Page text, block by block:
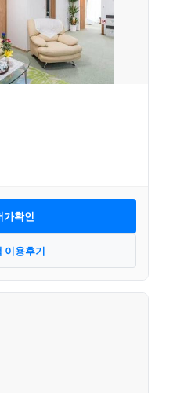
가확인
이용후기